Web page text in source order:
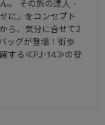
。 その旅の達人・
に」をコンセプト
ら、気分に合せて2
ッグが登場！街歩
躍する≪PJ-14≫の登